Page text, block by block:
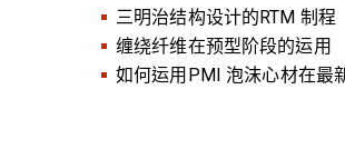
三明治结构设计的RTM 制程
缠绕纤维在预型阶段的运用
如何运用PMI 泡沫心材在最